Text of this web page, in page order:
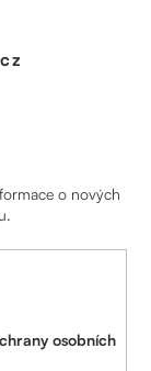
o nových
osobních